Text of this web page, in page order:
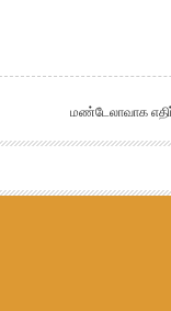
மண்டேலாவாக